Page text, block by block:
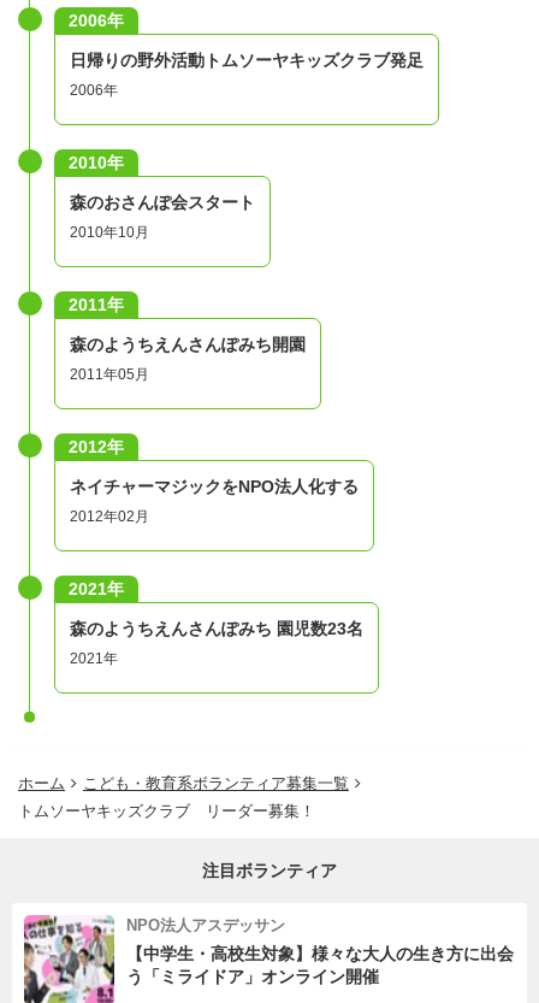
2006年
日帰りの野外活動トムソーヤキッズクラブ発足
2006年
2010年
森のおさんぽ会スタート
2010年10月
2011年
森のようちえんさんぽみち開園
2011年05月
2012年
ネイチャーマジックをNPO法人化する
2012年02月
2021年
森のようちえんさんぽみち 園児数23名
2021年
ホーム
こども・教育系ボランティア募集一覧
トムソーヤキッズクラブ リーダー募集！
注目ボランティア
NPO法人アスデッサン
【中学生・高校生対象】様々な大人の生き方に出会
う「ミライドア」オンライン開催